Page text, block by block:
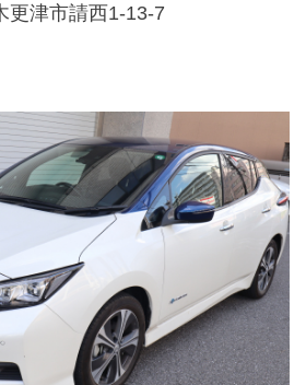
津市請西1-13-7